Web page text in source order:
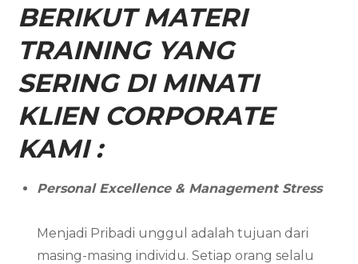
BERIKUT MATERI
TRAINING YANG
SERING DI MINATI
KLIEN CORPORATE
KAMI :
Personal Excellence & Management Stress
Menjadi Pribadi unggul adalah tujuan dari
masing-masing individu. Setiap orang selalu